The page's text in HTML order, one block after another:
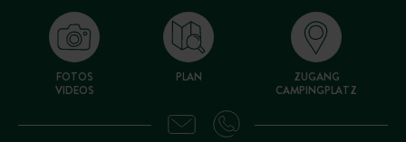
FOTOS
VIDEOS
PLAN
ZUGANG
CAMPINGPLATZ